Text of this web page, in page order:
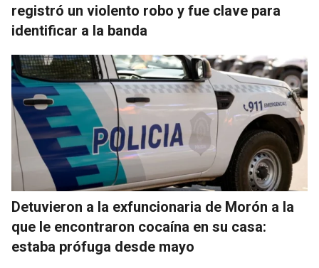
registró un violento robo y fue clave para
identificar a la banda
Detuvieron a la exfuncionaria de Morón a la
que le encontraron cocaína en su casa:
estaba prófuga desde mayo